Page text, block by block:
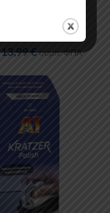
13,99€ συμπ. ΦΠΑ